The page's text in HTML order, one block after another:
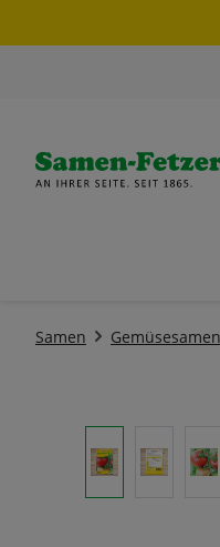
Zur Hauptnavigation
Samen Gemüsesamen